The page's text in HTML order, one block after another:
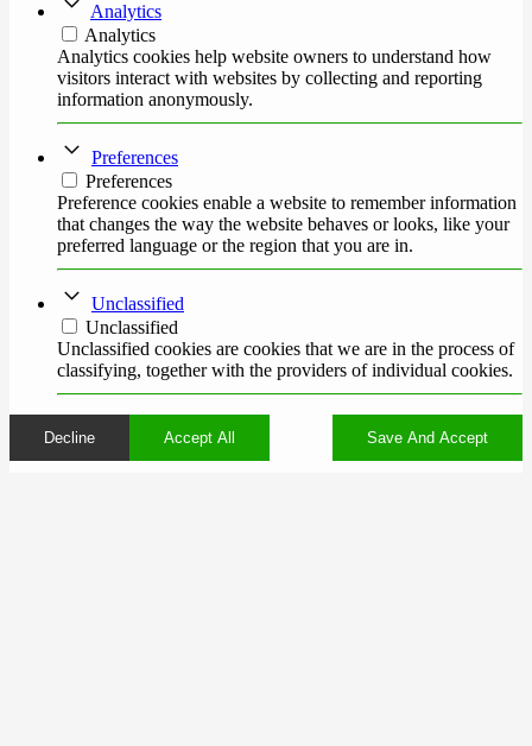
Analytics
Analytics
Analytics cookies help website owners to understand how
visitors interact with websites by collecting and reporting
information anonymously.
Preferences
Preferences
Preference cookies enable a website to remember information
that changes the way the website behaves or looks, like your
preferred language or the region that you are in.
Unclassified
Unclassified
Unclassified cookies are cookies that we are in the process of
classifying, together with the providers of individual cookies.
Decline Accept All Save And Accept